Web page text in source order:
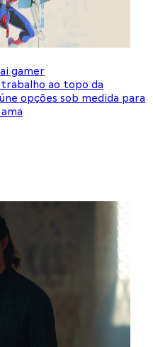
gamer
ao topo da
opções sob medida para